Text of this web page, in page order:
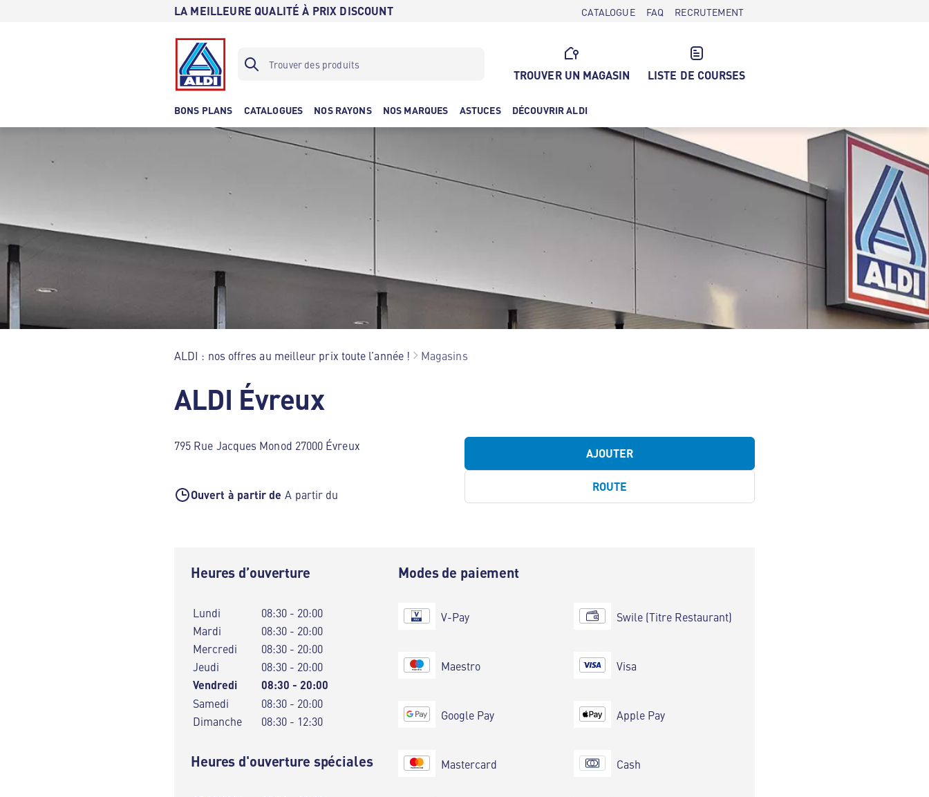
LA MEILLEURE QUALITÉ À PRIX DISCOUNT CATALOGUE FAQ RECRUTEMENT
TROUVER UN MAGASIN LISTE DE COURSES
BONS PLANS CATALOGUES NOS RAYONS NOS MARQUES ASTUCES DÉCOUVRIR ALDI
ALDI : nos offres au meilleur prix toute l’année ! Magasins
ALDI Évreux
795 Rue Jacques Monod 27000 Évreux
Ouvert à partir de A partir du
AJOUTER
ROUTE
Heures d’ouverture
Lundi
08:30 - 20:00
Mardi
08:30 - 20:00
Mercredi
08:30 - 20:00
Jeudi
08:30 - 20:00
Vendredi 08:30 - 20:00
Samedi
08:30 - 20:00
Dimanche
08:30 - 12:30
Heures d'ouverture spéciales
Modes de paiement
V-Pay
Maestro
Google Pay
Mastercard
Swile (Titre Restaurant)
Visa
Apple Pay
Cash